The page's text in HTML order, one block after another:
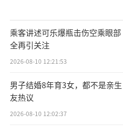
乘客讲述可乐爆瓶击伤空乘眼
全再引关注
2026-08-10 12:21:53
男子结婚8年育3女，都不是亲
友热议
2026-08-10 12:02:37